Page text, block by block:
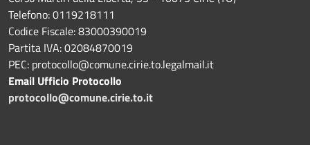
Telefono: 0119218111
Codice Fiscale: 83000390019
Partita IVA: 02084870019
PEC: protocollo@comune.cirie.to.legalmail.it
Email Ufficio Protocollo
protocollo@comune.cirie.to.it